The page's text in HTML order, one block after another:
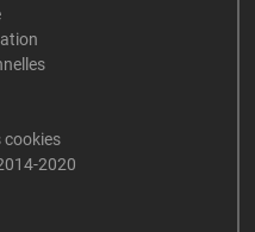
cookies
2020